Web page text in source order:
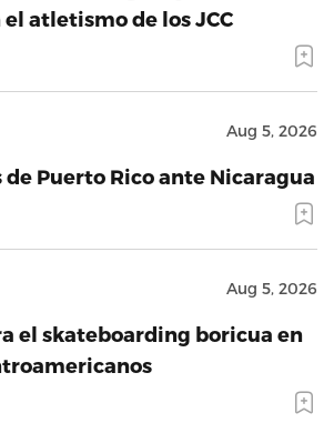
atletismo de los JCC
Aug 5, 2026
de Puerto Rico ante Nicaragua
Aug 5, 2026
el skateboarding boricua en